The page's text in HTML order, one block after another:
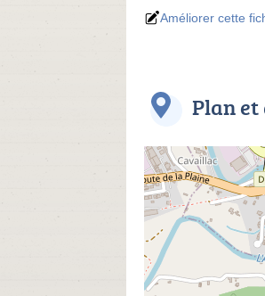
Améliorer cette
Plan et